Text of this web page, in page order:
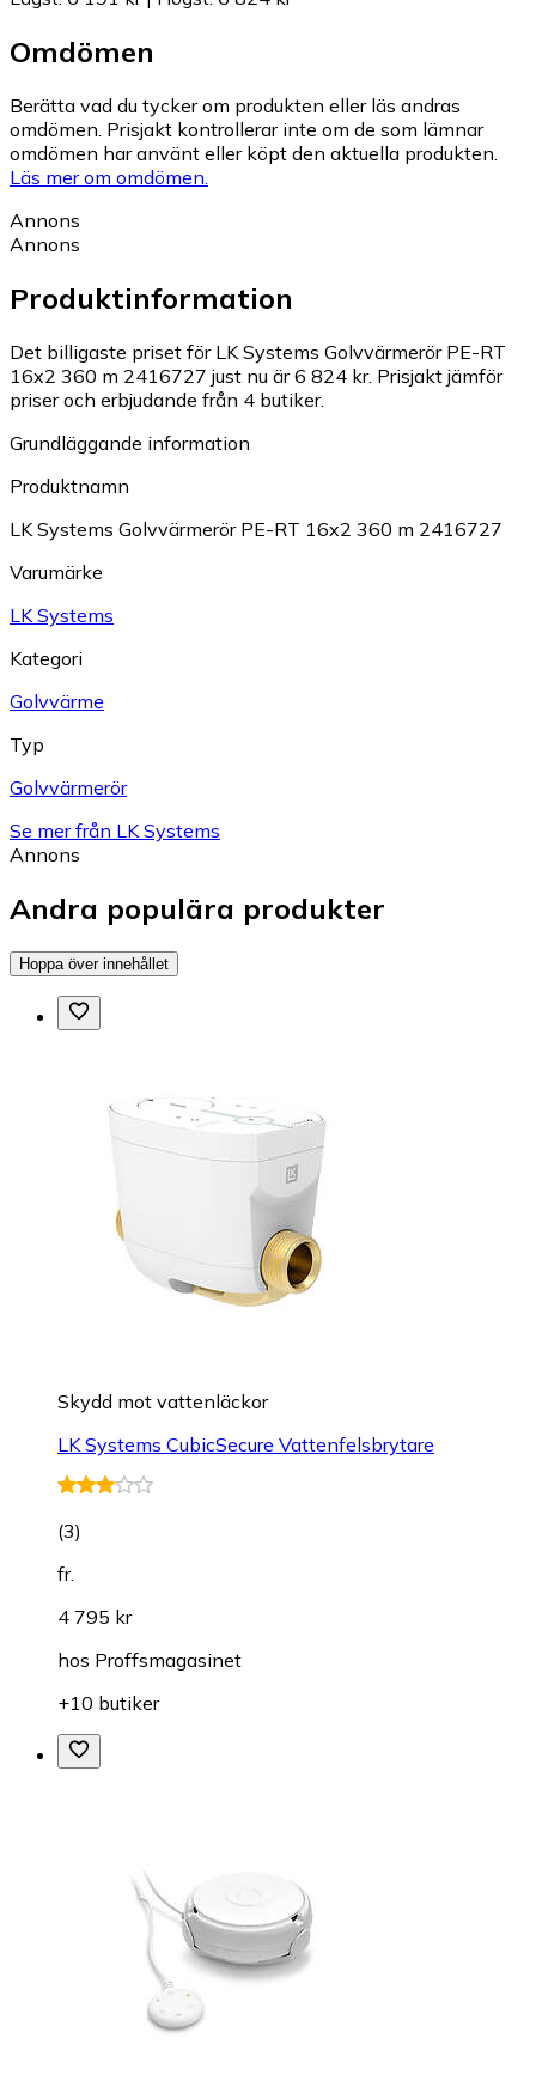
Omdömen
Berätta vad du tycker om produkten eller läs andras
omdömen. Prisjakt kontrollerar inte om de som lämnar
omdömen har använt eller köpt den aktuella produkten.
Läs mer om omdömen.
Annons
Annons
Produktinformation
Det billigaste priset för LK Systems Golvvärmerör PE-RT
16x2 360 m 2416727 just nu är 6 824 kr. Prisjakt jämför
priser och erbjudande från 4 butiker.
Grundläggande information
Produktnamn
LK Systems Golvvärmerör PE-RT 16x2 360 m 2416727
Varumärke
LK Systems
Kategori
Golvvärme
Typ
Golvvärmerör
Se mer från LK Systems
Annons
Andra populära produkter
Hoppa över innehållet
Skydd mot vattenläckor
LK Systems CubicSecure Vattenfelsbrytare
(3)
fr.
4 795 kr
hos Proffsmagasinet
+10 butiker